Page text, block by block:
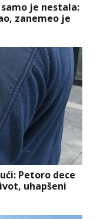
je nestala:
zanemeo je
Petoro dece
uhapšeni